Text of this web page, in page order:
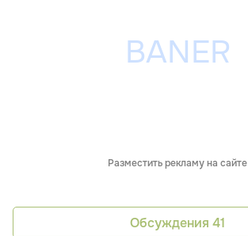
Разместить рекламу на сайте
Обсуждения 41